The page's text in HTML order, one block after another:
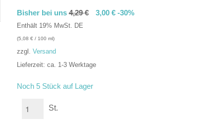
Bisher bei uns 4,29€ 3,00 €-30%
Enthält 19% MwSt. DE
(5,08 €/ 100 ml)
zzgl. Versand
Lieferzeit: ca. 1-3 Werktage
Noch 5 Stück auf Lager
St.